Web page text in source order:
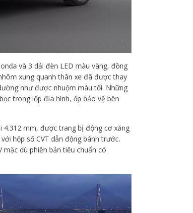
và 3 dải đèn LED màu vàng, đồng
xung quanh thân xe đã được thay
như được nhuộm màu tối. Những
trong lốp địa hình, ốp bảo vệ bên
4.312 mm, được trang bị động cơ xăng
hộp số CVT dẫn động bánh trước.
mặc dù phiên bản tiêu chuẩn có